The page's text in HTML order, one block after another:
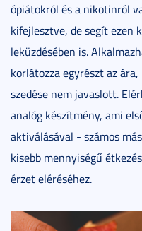
ópiátokról és a nikotinról
kifejlesztve, de segít ezen
leküzdésében is.
korlátozza egyrészt az
szedése nem javaslott.
analóg készítmény, ami
aktiválásával - számos
kisebb mennyiségű
érzet eléréséhez.